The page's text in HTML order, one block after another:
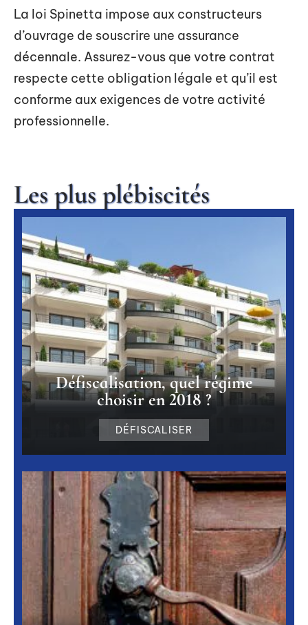
La loi Spinetta impose aux constructeurs
d’ouvrage de souscrire une assurance
décennale. Assurez-vous que votre contrat
respecte cette obligation légale et qu’il est
conforme aux exigences de votre activité
professionnelle.
Les plus plébiscités
Défiscalisation, quel régime
choisir en 2018 ?
DÉFISCALISER